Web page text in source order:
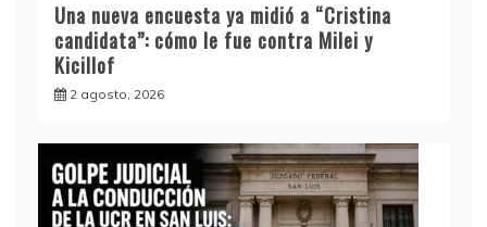
Una nueva encuesta ya midió a “Cristina
candidata”: cómo le fue contra Milei y
Kicillof
2 agosto, 2026